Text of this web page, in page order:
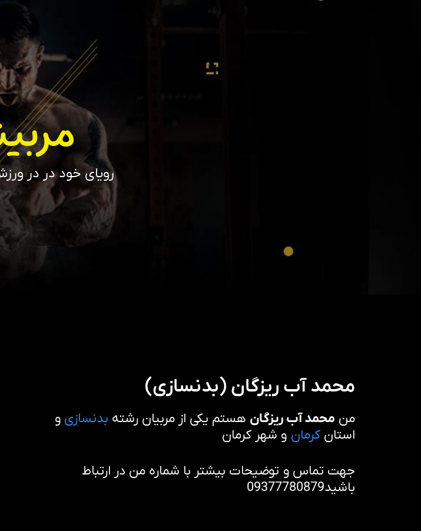
رویای خود در در
محمد آب ریزگان (بدنسازی)
من محمد آب ریزگان هستم یکی از مربیان رشته بدنسازی و
استان کرمان و شهر کرمان
جهت تماس و توضیحات بیشتر با شماره من در ارتباط
باشید09377780879